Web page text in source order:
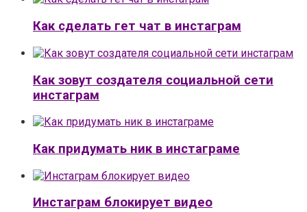
Как сделать гет чат в инстаграм
Как зовут создателя социальной сети
инстаграм
Как придумать ник в инстаграме
Инстаграм блокирует видео